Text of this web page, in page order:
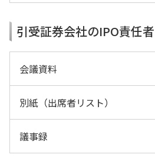
引受証券会社のIPO責任
会議資料
別紙（出席者リスト）
議事録